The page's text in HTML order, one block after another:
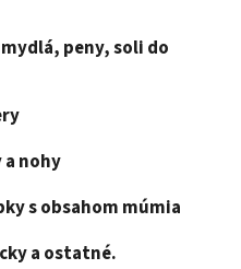
peny, soli do
a nohy
s obsahom múmia
a ostatné.